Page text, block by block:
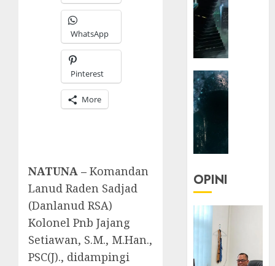
WhatsApp
Pinterest
More
NATUNA – Komandan
Lanud Raden Sadjad
(Danlanud RSA)
Kolonel Pnb Jajang
Setiawan, S.M., M.Han.,
PSC(J)., didampingi
OPINI